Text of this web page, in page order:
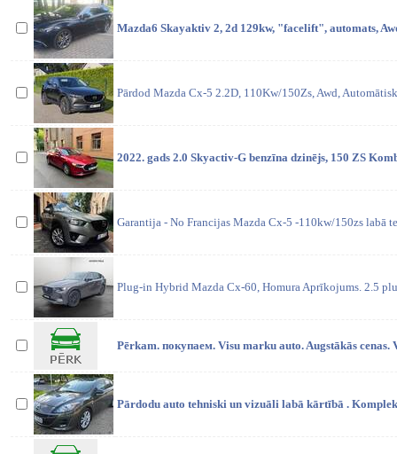
Mazda6 Skayaktiv 2, 2d 129kw, "facelift", automats,
Pārdod Mazda Cx-5 2.2D, 110Kw/150Zs, Awd,
2022. gads 2.0 Skyactiv-G benzīna dzinējs, 150 ZS
Garantija - No Francijas Mazda Cx-5 -110kw/150zs labā
Plug-in Hybrid Mazda Cx-60, Homura Aprīkojums. 2.5
Pērkam. покупаем. Visu marku auto. Augstākās cenas.
Pārdodu auto tehniski un vizuāli labā kārtībā .